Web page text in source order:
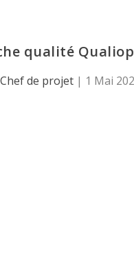
qualité
Chef de projet| 1 Mai